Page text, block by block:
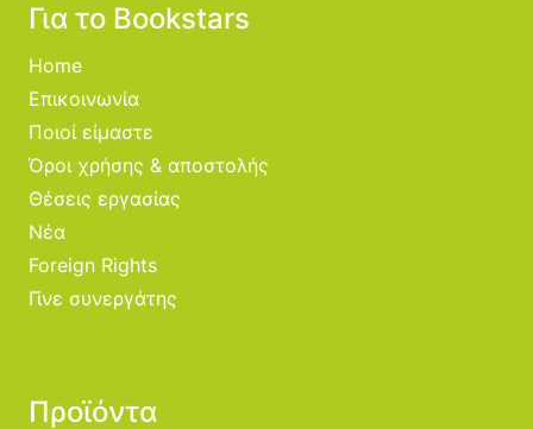
Για το Bookstars
Home
Επικοινωνία
Ποιοί είμαστε
Όροι χρήσης & αποστολής
Θέσεις εργασίας
Νέα
Foreign Rights
Γίνε συνεργάτης
Προϊόντα